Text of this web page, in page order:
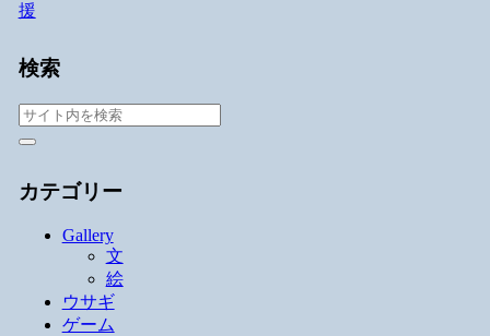
検索
カテゴリー
Gallery
文
絵
ウサギ
ゲーム